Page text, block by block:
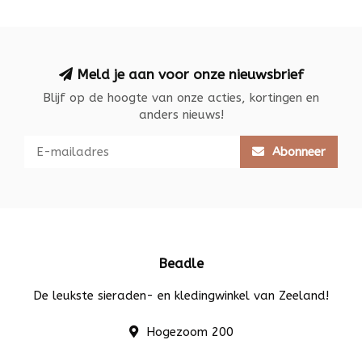
Meld je aan voor onze nieuwsbrief
Blijf op de hoogte van onze acties, kortingen en
anders nieuws!
Abonneer
Beadle
De leukste sieraden- en kledingwinkel van Zeeland!
Hogezoom 200